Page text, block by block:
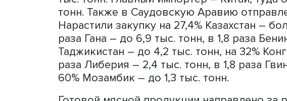
В Китай, в том числе САР Гонконг
тонн свиноводческой продукции,
аналогичного прошлогоднего
39,9 тыс. тонн. Так, эта страна на
до более 32,5 тыс. тонн и в 1,8 раза
тыс. тонн.